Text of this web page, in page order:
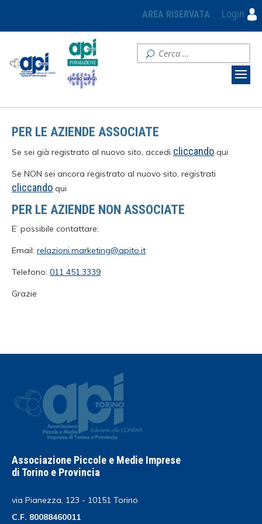
AREA RISERVATA Login
PER LE AZIENDE ASSOCIATE
Se sei già registrato al nuovo sito, accedi cliccando qui
Se NON sei ancora registrato al nuovo sito, registrati
cliccando qui
PER LE AZIENDE NON ASSOCIATE
E’ possibile contattare:
Email: relazioni.marketing@apito.it
Telefono: 011 451.3339
Grazie
Associazione Piccole e Medie Imprese
di Torino e Provincia
via Pianezza, 123 - 10151 Torino
C.F. 80088460011